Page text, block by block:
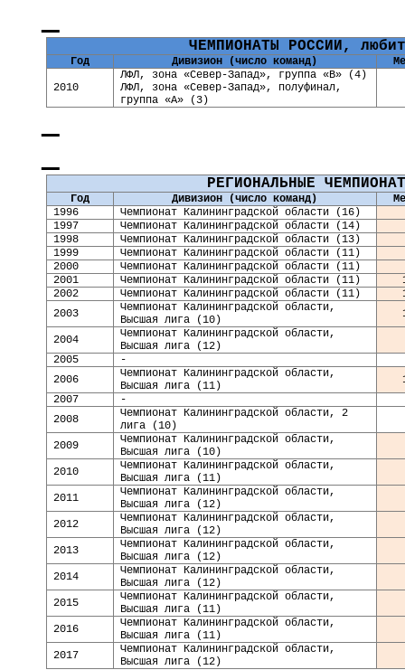
ЧЕМПИОНАТЫ РОССИИ,
Год Дивизион (число команд)
2010
ЛФЛ, зона «Север-Запад», группа «В» (4)
ЛФЛ, зона «Север-Запад», полуфинал,
группа «А» (3)
РЕГИОНАЛЬНЫЕ
Год Дивизион (число команд)
1996
Чемпионат Калининградской области (16)
1997
Чемпионат Калининградской области (14)
1998
Чемпионат Калининградской области (13)
1999
Чемпионат Калининградской области (11)
2000
Чемпионат Калининградской области (11)
2001
Чемпионат Калининградской области (11)
2002
Чемпионат Калининградской области (11)
2003
Чемпионат Калининградской области,
Высшая лига (10)
2004
Чемпионат Калининградской области,
Высшая лига (12)
2005
-
2006
Чемпионат Калининградской области,
Высшая лига (11)
2007
-
2008
Чемпионат Калининградской области, 2
лига (10)
2009
Чемпионат Калининградской области,
Высшая лига (10)
2010
Чемпионат Калининградской области,
Высшая лига (11)
2011
Чемпионат Калининградской области,
Высшая лига (12)
2012
Чемпионат Калининградской области,
Высшая лига (12)
2013
Чемпионат Калининградской области,
Высшая лига (12)
2014
Чемпионат Калининградской области,
Высшая лига (12)
2015
Чемпионат Калининградской области,
Высшая лига (11)
2016
Чемпионат Калининградской области,
Высшая лига (11)
2017
Чемпионат Калининградской области,
Высшая лига (12)